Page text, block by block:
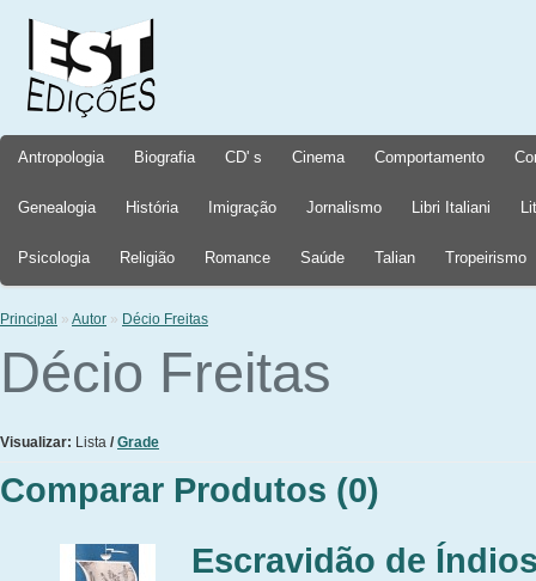
Antropologia Biografia CD' s Cinema Comportamento
Genealogia História Imigração Jornalismo Libri Italiani
Psicologia Religião Romance Saúde Talian Tropeirismo
Principal » Autor » Décio Freitas
Décio Freitas
Visualizar: Lista / Grade
Comparar Produtos (0)
Escravidão de